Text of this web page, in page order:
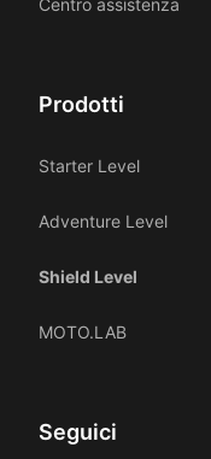
Centro assistenza
Prodotti
Starter Level
Adventure Level
Shield Level
MOTO.LAB
Seguici